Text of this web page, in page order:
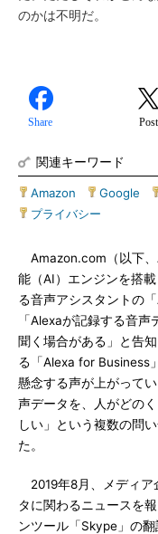
のかは不明だ。
Share Post
関連キーワード
Amazon Google
プライバシー
Amazon.com（以下
能（AI）エンジンを搭
る音声アシスタントの「
「Alexaが記録する音
聞く場合がある」と告
る「Alexa for Business
懸念する声が上がって
声データを、人がどの
しい」という複数の問
た。
2019年8月、メディア
タに関わるニュースを
ンツール「Skype」の